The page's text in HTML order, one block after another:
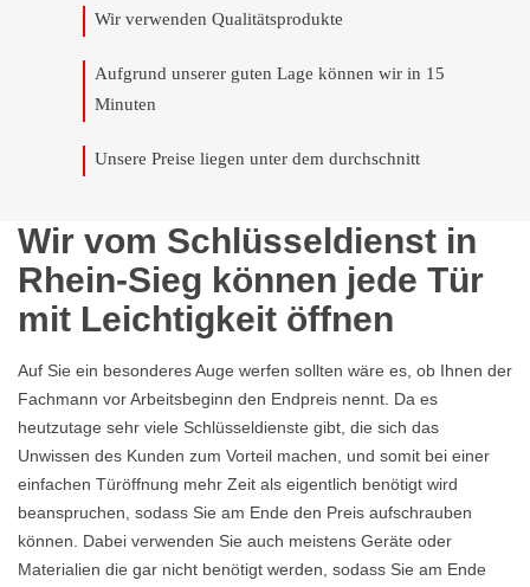
Wir verwenden Qualitätsprodukte
Aufgrund unserer guten Lage können wir in 15
Minuten
Unsere Preise liegen unter dem durchschnitt
Wir vom Schlüsseldienst in
Rhein-Sieg können jede Tür
mit Leichtigkeit öffnen
Auf Sie ein besonderes Auge werfen sollten wäre es, ob Ihnen der
Fachmann vor Arbeitsbeginn den Endpreis nennt. Da es
heutzutage sehr viele Schlüsseldienste gibt, die sich das
Unwissen des Kunden zum Vorteil machen, und somit bei einer
einfachen Türöffnung mehr Zeit als eigentlich benötigt wird
beanspruchen, sodass Sie am Ende den Preis aufschrauben
können. Dabei verwenden Sie auch meistens Geräte oder
Materialien die gar nicht benötigt werden, sodass Sie am Ende